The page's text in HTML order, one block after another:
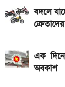
ডিসপ্লে, থাকছে
৭৫০০mAh
দেশের বাজারে
বদলে
এক
অবকাশ